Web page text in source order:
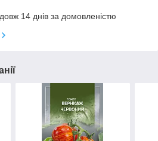
14 днів за домовленістю